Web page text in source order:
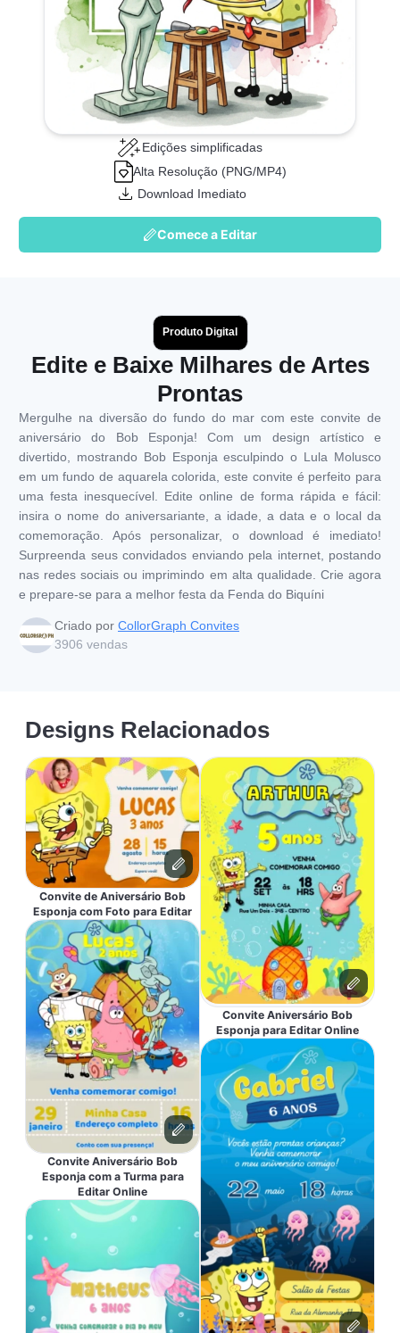
Edições simplificadas
Alta Resolução (PNG/MP4)
Download Imediato
Comece a Editar
Produto Digital
Edite e Baixe Milhares de Artes
Prontas
Mergulhe na diversão do fundo do mar com este convite de
aniversário do Bob Esponja! Com um design artístico e
divertido, mostrando Bob Esponja esculpindo o Lula Molusco
em um fundo de aquarela colorida, este convite é perfeito para
uma festa inesquecível. Edite online de forma rápida e fácil:
insira o nome do aniversariante, a idade, a data e o local da
comemoração. Após personalizar, o download é imediato!
Surpreenda seus convidados enviando pela internet, postando
nas redes sociais ou imprimindo em alta qualidade. Crie agora
e prepare-se para a melhor festa da Fenda do Biquíni
Criado por CollorGraph Convites
3906 vendas
Designs Relacionados
Convite de Aniversário Bob
Esponja com Foto para Editar
Convite Aniversário Bob
Esponja com a Turma para
Editar Online
Convite Aniversário Bob
Esponja para Editar Online